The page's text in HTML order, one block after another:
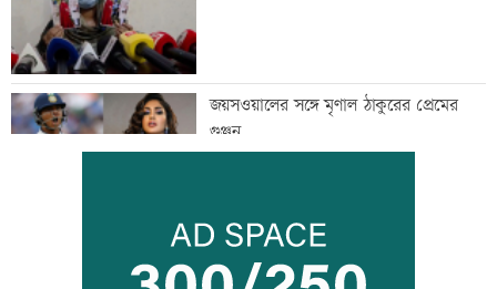
জয়সওয়ালের সঙ্গে মৃণাল ঠাকুরের প্রেমের
গুঞ্জন
ইউএনওদের মানুষের কল্যাণে কাজ করার
আহবান প্রধানমন্ত্রীর